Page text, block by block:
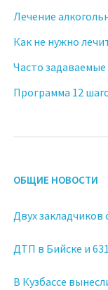
Лечение
Как не нужно
Часто
Программа 12
ОБЩИЕ НОВОСТИ
Двух закладчиков
ДТП в Бийске и
В Кузбассе